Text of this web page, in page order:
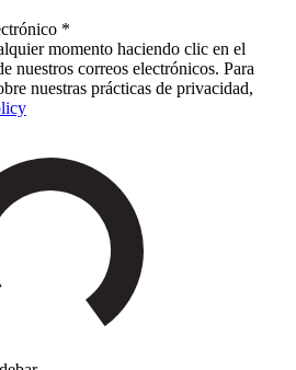
*
momento haciendo clic en el
nuestros correos electrónicos. Para
nuestras prácticas de privacidad,